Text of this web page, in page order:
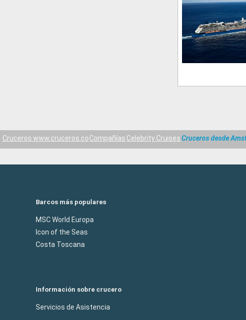
Cruceros www.cruceros.coCompañías Celebrity CruisesCruceros desde
Barcos más populares
MSC World Europa
Icon of the Seas
Costa Toscana
Información sobre crucero
Servicios de Asistencia